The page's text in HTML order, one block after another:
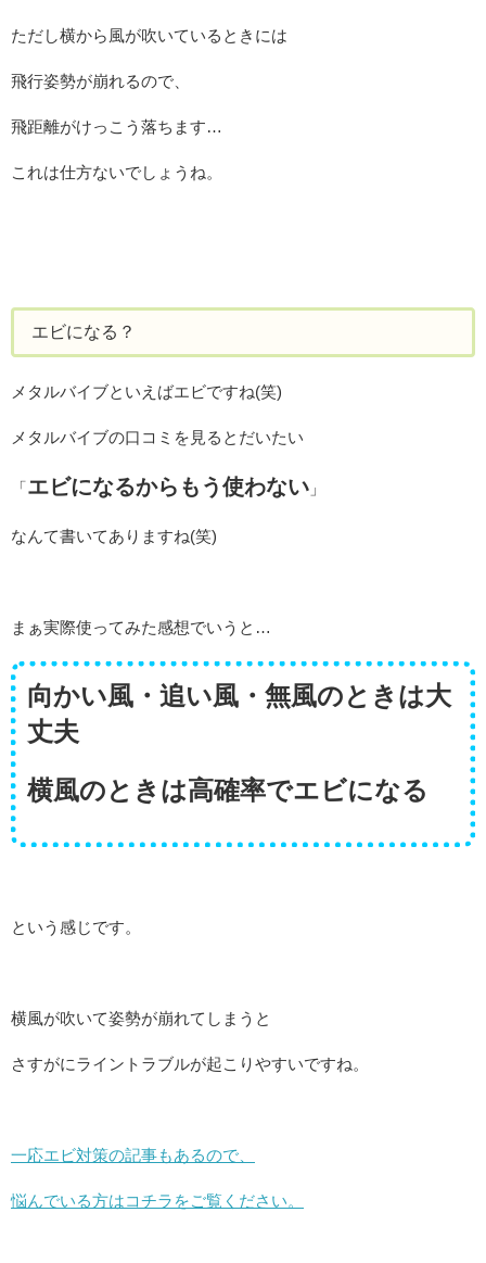
ただし横から風が吹いているときには
飛行姿勢が崩れるので、
飛距離がけっこう落ちます…
これは仕方ないでしょうね。
エビになる？
メタルバイブといえばエビですね(笑)
メタルバイブの口コミを見るとだいたい
「エビになるからもう使わない 」
なんて書いてありますね(笑)
まぁ実際使ってみた感想でいうと…
向かい風・追い風・無風のときは大
丈夫
横風のときは高確率でエビになる
という感じです。
横風が吹いて姿勢が崩れてしまうと
さすがにライントラブルが起こりやすいですね。
一応エビ対策の記事もあるので、
悩んでいる方はコチラをご覧ください。